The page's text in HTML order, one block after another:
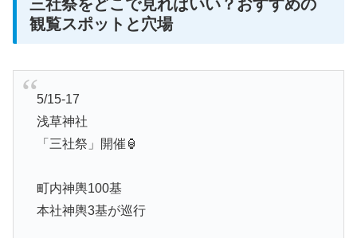
三社祭をどこで見ればいい？おすすめの
観覧スポットと穴場
5/15-17
浅草神社
「三社祭」開催🏮
町内神輿100基
本社神輿3基が巡行